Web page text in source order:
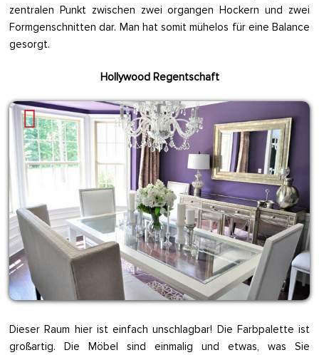
zentralen Punkt zwischen zwei organgen Hockern und zwei
Formgenschnitten dar. Man hat somit mühelos für eine Balance
gesorgt.
Hollywood Regentschaft
Dieser Raum hier ist einfach unschlagbar! Die Farbpalette ist
großartig. Die Möbel sind einmalig und etwas, was Sie